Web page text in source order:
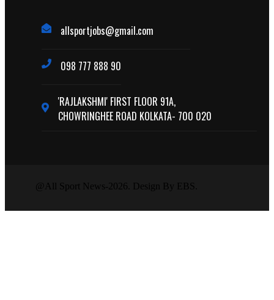
allsportjobs@gmail.com
098 777 888 90
'RAJLAKSHMI' FIRST FLOOR 91A,
CHOWRINGHEE ROAD KOLKATA- 700 020
@All Sport News-2026. Design By EBS.